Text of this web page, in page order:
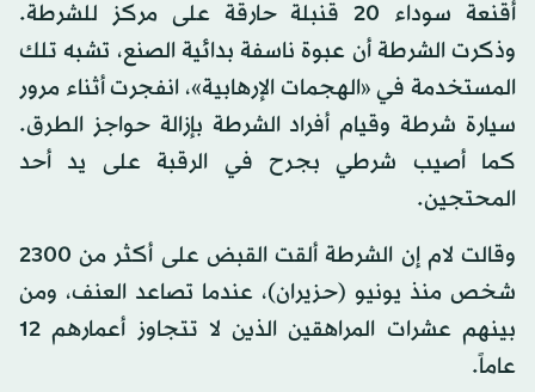
أقنعة سوداء 20 قنبلة حارقة على مركز للشرطة.
وذكرت الشرطة أن عبوة ناسفة بدائية الصنع، تشبه تلك
المستخدمة في «الهجمات الإرهابية»، انفجرت أثناء مرور
سيارة شرطة وقيام أفراد الشرطة بإزالة حواجز الطرق.
كما أصيب شرطي بجرح في الرقبة على يد أحد
المحتجين.
وقالت لام إن الشرطة ألقت القبض على أكثر من 2300
شخص منذ يونيو (حزيران)، عندما تصاعد العنف، ومن
بينهم عشرات المراهقين الذين لا تتجاوز أعمارهم 12
عاماً.